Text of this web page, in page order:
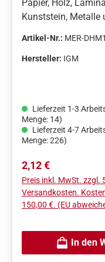
Papier, Holz,
Kunststein, Metalle
St. Graphit
Artikel-Nr.: MER-
Hersteller: IGM
Lieferzeit 1-3
Menge: 14)
Lieferzeit 4-7
Menge: 226)
Regulärer Preis:
2,12 €
Preis inkl. MwSt. zzgl.
Versandkosten.
150,00 €. (EU
In den